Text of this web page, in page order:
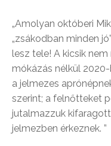
„Amolyan októberi
„zsákodban minden
lesz tele! A kicsik
mókázás nélkül
a jelmezes
szerint; a felnőtteket
jutalmazzuk
jelmezben érkeznek. ”